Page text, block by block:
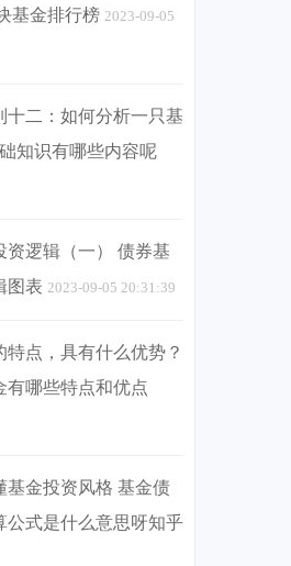
基金排行榜 2023-09-05
十二：如何分析一只基
知识有哪些内容呢
资逻辑（一） 债券基
图表 2023-09-05 20:31:39
特点，具有什么优势？
有哪些特点和优点
基金投资风格 基金债
公式是什么意思呀知乎